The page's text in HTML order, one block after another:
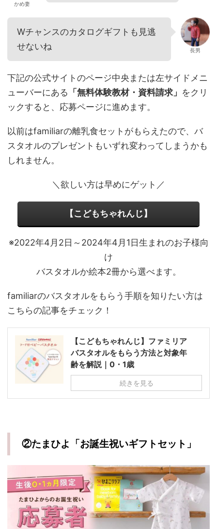
かめ妻
Wチャンスのカタログギフトも見逃
せないね
長男
下記の公式サイトのページ中央または左サイドメニ
ューバーにある 「無料体験教材・資料請求」 をクリ
ックすると、応募ページに進めます。
以前はfamiliarの離乳食セットがもらえたので、バ
スタオルのプレゼントもいずれ変わってしまうかも
しれません。
＼欲しい方は早めにゲット／
【こどもちゃれんじ】
※2022年4月2日～2024年4月1日生まれのお子様向
け
バスタオルか絵本2冊から選べます。
familiarのバスタオルをもらう手順を知りたい方は
こちらの記事をチェック！
【こどもちゃれんじ】ファミリア
バスタオルをもらう方法と対象年
齢を解説｜0・1歳
続きを見る
②たまひよ「お誕生祝いギフトセット」